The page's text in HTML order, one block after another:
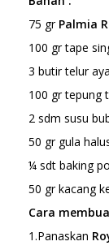
75 gr Palmia
100 gr tape
3 butir telur
100 gr tepung
2 sdm susu
50 gr gula
¼ sdt baking
50 gr kacang
Cara
1.Panaskan